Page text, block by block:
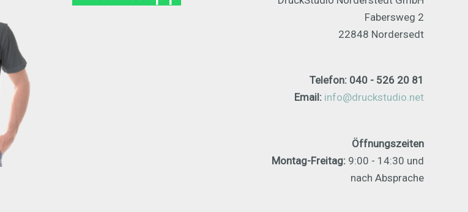
Fabersweg 2
22848 Nordersedt
Telefon: 040 - 526 20 81
Email: info@druckstudio.net
Öffnungszeiten
Montag-Freitag: 9:00 - 14:30 und
nach Absprache